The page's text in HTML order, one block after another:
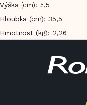
Výška (cm): 5,5
Hloubka (cm): 35,5
Hmotnost (kg): 2,26